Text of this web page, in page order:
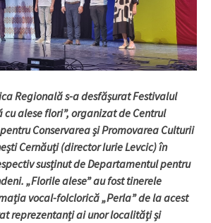
Regională s-a desfășurat Festivalul
cu alese flori”, organizat de Centrul
Conservarea și Promovarea Culturii
Cernăuți (director Iurie Levcic) în
susținut de Departamentul pentru
„Florile alese” au fost tinerele
vocal-folclorică „Perla” de la acest
reprezentanți ai unor localități și